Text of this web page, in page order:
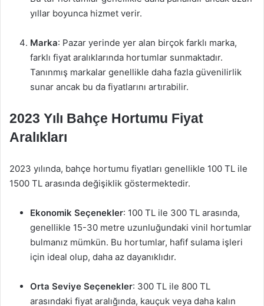
yıllar boyunca hizmet verir.
Marka: Pazar yerinde yer alan birçok farklı marka,
farklı fiyat aralıklarında hortumlar sunmaktadır.
Tanınmış markalar genellikle daha fazla güvenilirlik
sunar ancak bu da fiyatlarını artırabilir.
2023 Yılı Bahçe Hortumu Fiyat
Aralıkları
2023 yılında, bahçe hortumu fiyatları genellikle 100 TL ile
1500 TL arasında değişiklik göstermektedir.
Ekonomik Seçenekler: 100 TL ile 300 TL arasında,
genellikle 15-30 metre uzunluğundaki vinil hortumlar
bulmanız mümkün. Bu hortumlar, hafif sulama işleri
için ideal olup, daha az dayanıklıdır.
Orta Seviye Seçenekler: 300 TL ile 800 TL
arasındaki fiyat aralığında, kauçuk veya daha kalın